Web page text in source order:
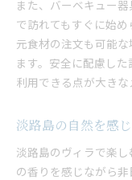
また、バーベキュー
で訪れてもすぐに始
元食材の注文も可能
ます。安全に配慮し
利用できる点が大きな
淡路島の自然を感
淡路島のヴィラで楽
の香りを感じながら